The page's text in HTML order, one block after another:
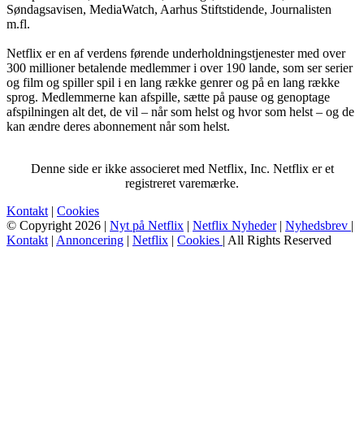
Søndagsavisen, MediaWatch, Aarhus Stiftstidende, Journalisten
m.fl.
Netflix er en af verdens førende underholdningstjenester med over
300 millioner betalende medlemmer i over 190 lande, som ser serier
og film og spiller spil i en lang række genrer og på en lang række
sprog. Medlemmerne kan afspille, sætte på pause og genoptage
afspilningen alt det, de vil – når som helst og hvor som helst – og de
kan ændre deres abonnement når som helst.
Denne side er ikke associeret med Netflix, Inc. Netflix er et
registreret varemærke.
Kontakt | Cookies
© Copyright 2026 | Nyt på Netflix | Netflix Nyheder| Nyhedsbrev |
Kontakt | Annoncering | Netflix | Cookies | All Rights Reserved